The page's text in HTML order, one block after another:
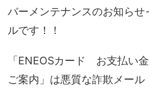
バーメンテナンスのお知ら
ルです！！
「ENEOSカード お支払い
ご案内」は悪質な詐欺メール